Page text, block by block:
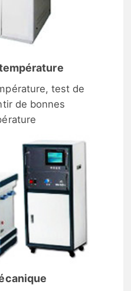
test de
de bonnes